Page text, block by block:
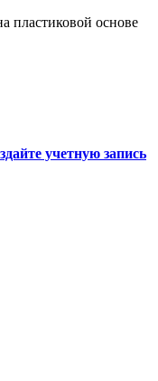
пластиковой основе
учетную запись